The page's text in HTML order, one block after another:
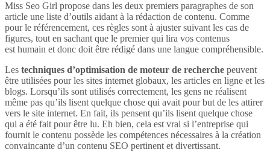
Miss Seo Girl propose dans les deux premiers paragraphes de son
article une liste d’outils aidant à la rédaction de contenu. Comme
pour le référencement, ces règles sont à ajuster suivant les cas de
figures, tout en sachant que le premier qui lira vos contenus
est humain et donc doit être rédigé dans une langue compréhensible.
Les techniques d’optimisation de moteur de recherche peuvent
être utilisées pour les sites internet globaux, les articles en ligne et les
blogs. Lorsqu’ils sont utilisés correctement, les gens ne réalisent
même pas qu’ils lisent quelque chose qui avait pour but de les attirer
vers le site internet. En fait, ils pensent qu’ils lisent quelque chose
qui a été fait pour être lu. Eh bien, cela est vrai si l’entreprise qui
fournit le contenu possède les compétences nécessaires à la création
convaincante d’un contenu SEO pertinent et divertissant.